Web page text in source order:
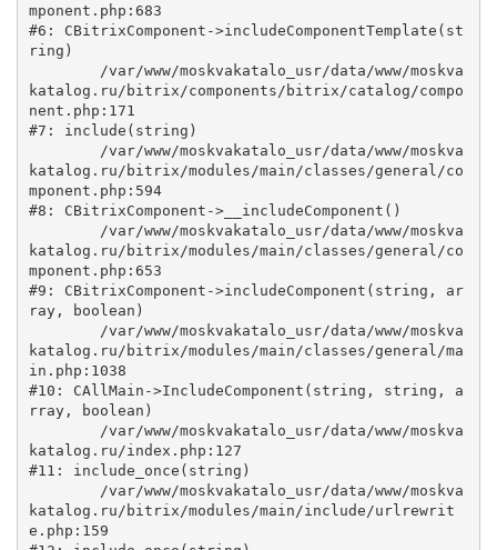
mponent.php:683
#6: CBitrixComponent->includeComponentTemplate(st
ring)
katalog.ru/bitrix/components/bitrix/catalog/compo
nent.php:171
#7: include(string)
katalog.ru/bitrix/modules/main/classes/general/co
mponent.php:594
#8: CBitrixComponent->__includeComponent()
katalog.ru/bitrix/modules/main/classes/general/co
mponent.php:653
#9: CBitrixComponent->includeComponent(string, ar
ray, boolean)
katalog.ru/bitrix/modules/main/classes/general/ma
in.php:1038
#10: CAllMain->IncludeComponent(string, string, a
rray, boolean)
katalog.ru/index.php:127
#11: include_once(string)
katalog.ru/bitrix/modules/main/include/urlrewrit
e.php:159